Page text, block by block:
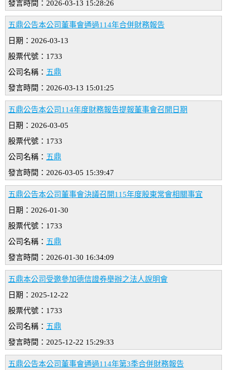
發言時間：2026-03-13 15:28:26
五鼎公告本公司董事會通過114年合併財務報告
日期：2026-03-13
股票代號：1733
公司名稱： 五鼎
發言時間：2026-03-13 15:01:25
五鼎公告本公司114年度財務報告提報董事會召開日期
日期：2026-03-05
股票代號：1733
公司名稱： 五鼎
發言時間：2026-03-05 15:39:47
五鼎公告本公司董事會決議召開115年度股東常會相關事宜
日期：2026-01-30
股票代號：1733
公司名稱： 五鼎
發言時間：2026-01-30 16:34:09
五鼎本公司受邀參加德信證券舉辦之法人說明會
日期：2025-12-22
股票代號：1733
公司名稱： 五鼎
發言時間：2025-12-22 15:29:33
五鼎公告本公司董事會通過114年第3季合併財務報告